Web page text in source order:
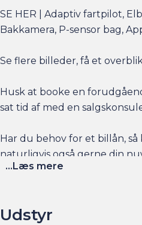
SE HER | Adaptiv fartpilot,
Bakkamera, P-sensor bag,
Se flere billeder, få et
Husk at booke en
sat tid af med en
Har du behov for et billån,
naturligvis også gerne din
Lørdag kl. 11.00 - 15.00
...Læs mere
Udstyr